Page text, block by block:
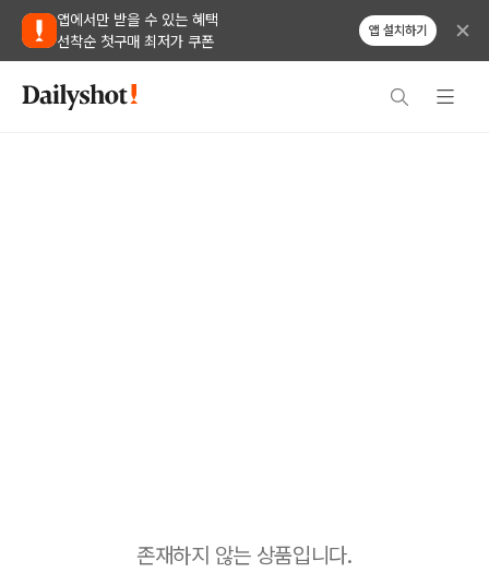
앱에서만 받을 수 있는 혜택
선착순 첫구매 최저가 쿠폰
앱 설치하기
존재하지 않는 상품입니다.